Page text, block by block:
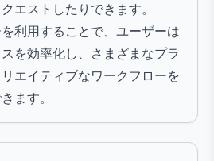
エストしたりできます。
利用することで、ユーザーは
を効率化し、さまざまなプラ
エイティブなワークフローを
ます。